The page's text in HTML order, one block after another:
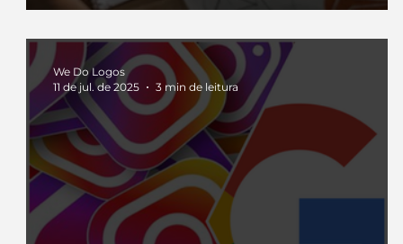
We Do Logos
11 de jul. de 2025
3 min de leitura